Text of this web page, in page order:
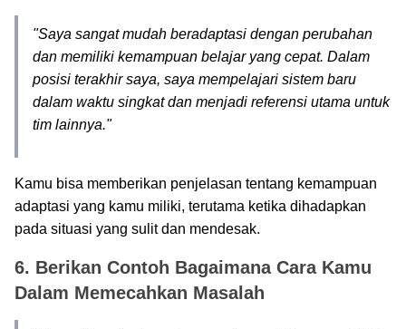
"Saya sangat mudah beradaptasi dengan perubahan
dan memiliki kemampuan belajar yang cepat. Dalam
posisi terakhir saya, saya mempelajari sistem baru
dalam waktu singkat dan menjadi referensi utama untuk
tim lainnya."
Kamu bisa memberikan penjelasan tentang kemampuan
adaptasi yang kamu miliki, terutama ketika dihadapkan
pada situasi yang sulit dan mendesak.
6. Berikan Contoh Bagaimana Cara Kamu
Dalam Memecahkan Masalah